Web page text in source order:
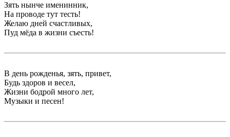
Зять нынче именинник,
На проводе тут тесть!
Желаю дней счастливых,
Пуд мёда в жизни съесть!
В день рожденья, зять, привет,
Будь здоров и весел,
Жизни бодрой много лет,
Музыки и песен!